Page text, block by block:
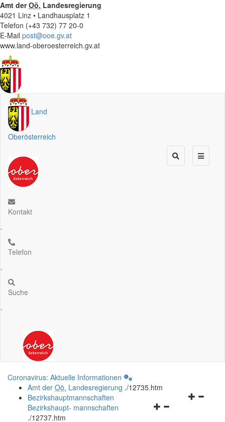
Amt derOö. Landesregierung
4021 Linz • Landhausplatz 1
Telefon (+43 732) 77 20-0
E-Mail post@ooe.gv.at
www.land-oberoesterreich.gv.at
Land
Oberösterreich
Kontakt
.
Telefon
.
Suche
.
Coronavirus: Aktuelle Informationen
Amt der Oö. Landesregierung ./12735.htm
Navigationsmenü
Bezirkshauptmannschaften
Bezirkshaupt- mannschaften
./12737.htm